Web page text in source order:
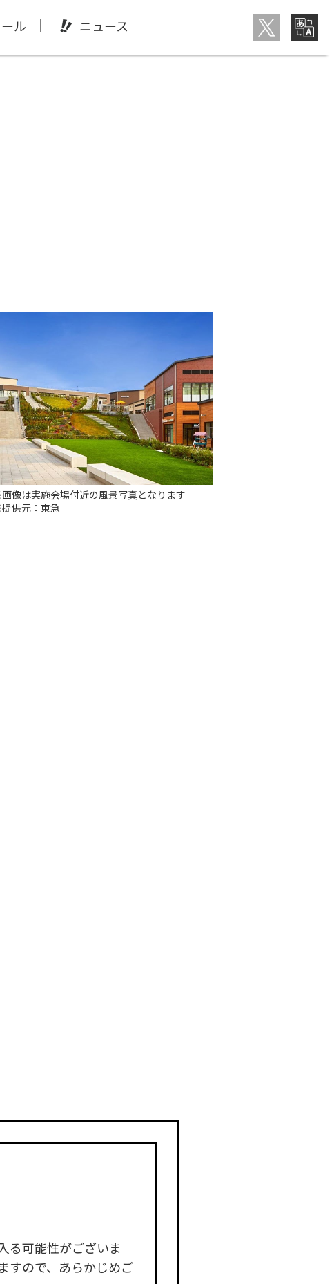
ル ニュース
像は実施会場付近の風景写真となります
供元：東急
る可能性がございま
すので、あらかじめご